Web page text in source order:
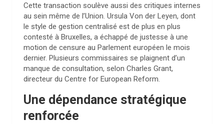
Cette transaction soulève aussi des critiques internes
au sein même de l’Union. Ursula Von der Leyen, dont
le style de gestion centralisé est de plus en plus
contesté à Bruxelles, a échappé de justesse à une
motion de censure au Parlement européen le mois
dernier. Plusieurs commissaires se plaignent d’un
manque de consultation, selon Charles Grant,
directeur du Centre for European Reform.
Une dépendance stratégique
renforcée